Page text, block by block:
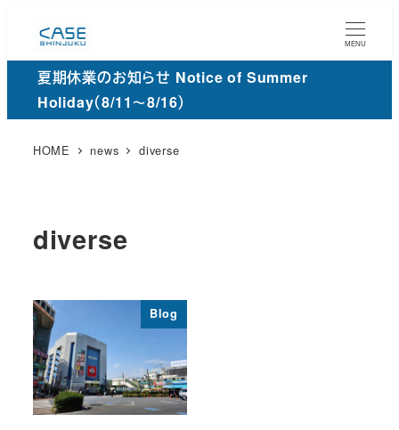
ン
MENU
夏期休業のお知らせ Notice of Summer
Holiday（8/11～8/16）
HOME news diverse
diverse
Blog